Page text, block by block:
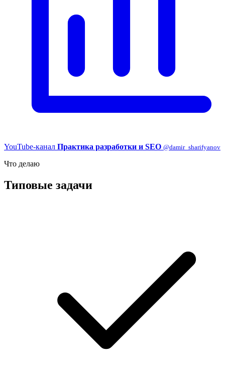
YouTube-канал Практика разработки и SEO @damir_sharifyanov
Что делаю
Типовые задачи